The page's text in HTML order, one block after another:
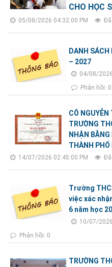
CHO HỌC
05/08/2026 04:32:00 PM Đã
DANH
– 2027
04/08/
Phản hồi: 0
CÔ
TRƯỜNG
NHẬN
THÀNH PHỐ
14/07/2026 02:45:00 PM Đã
Trường
việc xác
6 năm học
10/07/
Phản hồi: 0
TRƯỜNG